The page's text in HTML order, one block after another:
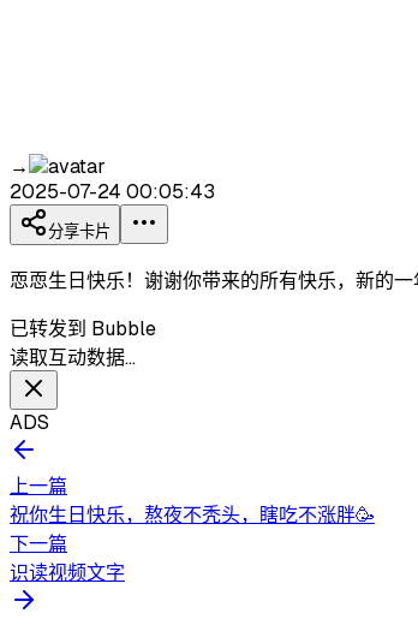
→
2025-07-24 00:05:43
分享卡片
恧恧生日快乐！谢谢你带来的所有快乐，新的
已转发到 Bubble
读取互动数据…
ADS
上一篇
祝你生日快乐，熬夜不秃头，瞎吃不涨胖🥳
下一篇
识读视频文字